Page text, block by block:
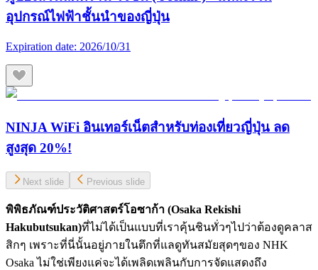
อุปกรณ์ไฟฟ้าชั้นนำของญี่ปุ่น
Expiration date: 2026/10/31
NINJA WiFi อินเทอร์เน็ตสำหรับท่องเที่ยวญี่ปุ่น ลด
สูงสุด 20%!
Next slide Previous slide
พิพิธภัณฑ์ประวัติศาสตร์โอซาก้า (Osaka Rekishi
Hakubutsukan)ที่ไม่ได้เป็นแบบที่เราคุ้นชินทั่วๆไปว่าต้องดูคลาส
สิกๆ เพราะที่นี่นั้นอยู่ภายในตึกที่แลดูทันสมัยสุดๆของ NHK
Osaka ไม่ใช่เพียงแค่จะได้เพลิดเพลินกับการจัดแสดงถึง